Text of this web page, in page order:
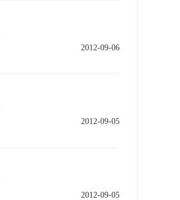
2012-09-06
2012-09-05
2012-09-05